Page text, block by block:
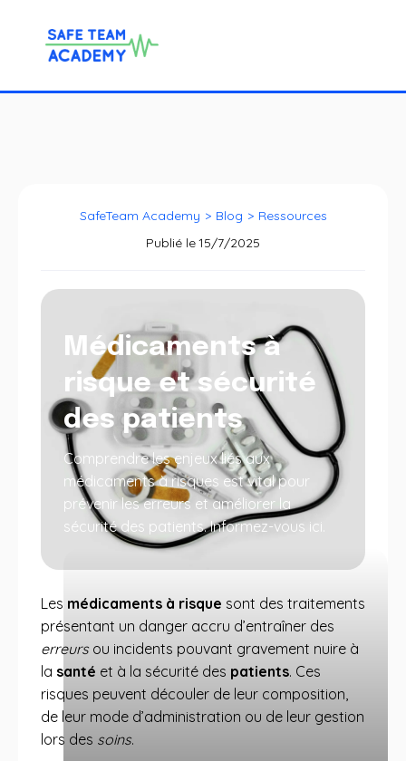
SafeTeam Academy > Blog > Ressources
Publié le15/7/2025
Médicaments à
risque et sécurité
des patients
Comprendre les enjeux liés aux
médicaments à risques est vital pour
prévenir les erreurs et améliorer la
sécurité des patients. Informez-vous ici.
Les médicaments à risque sont des traitements
présentant un danger accru d’entraîner des
erreursou incidents pouvant gravement nuire à
la santé et à la sécurité des patients. Ces
risques peuvent découler de leur composition,
de leur mode d’administration ou de leur gestion
lors des soins.